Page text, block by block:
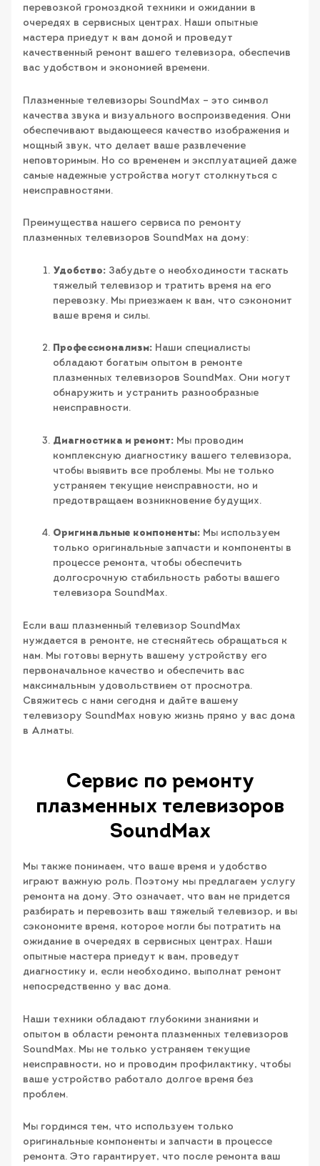
перевозкой громоздкой техники и ожидании в
очередях в сервисных центрах. Наши опытные
мастера приедут к вам домой и проведут
качественный ремонт вашего телевизора, обеспечив
вас удобством и экономией времени.
Плазменные телевизоры SoundMax – это символ
качества звука и визуального воспроизведения. Они
обеспечивают выдающееся качество изображения и
мощный звук, что делает ваше развлечение
неповторимым. Но со временем и эксплуатацией даже
самые надежные устройства могут столкнуться с
неисправностями.
Преимущества нашего сервиса по ремонту
плазменных телевизоров SoundMax на дому:
Удобство: Забудьте о необходимости таскать
тяжелый телевизор и тратить время на его
перевозку. Мы приезжаем к вам, что сэкономит
ваше время и силы.
Профессионализм: Наши специалисты
обладают богатым опытом в ремонте
плазменных телевизоров SoundMax. Они могут
обнаружить и устранить разнообразные
неисправности.
Диагностика и ремонт: Мы проводим
комплексную диагностику вашего телевизора,
чтобы выявить все проблемы. Мы не только
устраняем текущие неисправности, но и
предотвращаем возникновение будущих.
Оригинальные компоненты: Мы используем
только оригинальные запчасти и компоненты в
процессе ремонта, чтобы обеспечить
долгосрочную стабильность работы вашего
телевизора SoundMax.
Если ваш плазменный телевизор SoundMax
нуждается в ремонте, не стесняйтесь обращаться к
нам. Мы готовы вернуть вашему устройству его
первоначальное качество и обеспечить вас
максимальным удовольствием от просмотра.
Свяжитесь с нами сегодня и дайте вашему
телевизору SoundMax новую жизнь прямо у вас дома
в Алматы.
Сервис по ремонту
плазменных телевизоров
SoundMax
Мы также понимаем, что ваше время и удобство
играют важную роль. Поэтому мы предлагаем услугу
ремонта на дому. Это означает, что вам не придется
разбирать и перевозить ваш тяжелый телевизор, и вы
сэкономите время, которое могли бы потратить на
ожидание в очередях в сервисных центрах. Наши
опытные мастера приедут к вам, проведут
диагностику и, если необходимо, выполнат ремонт
непосредственно у вас дома.
Наши техники обладают глубокими знаниями и
опытом в области ремонта плазменных телевизоров
SoundMax. Мы не только устраняем текущие
неисправности, но и проводим профилактику, чтобы
ваше устройство работало долгое время без
проблем.
Мы гордимся тем, что используем только
оригинальные компоненты и запчасти в процессе
ремонта. Это гарантирует, что после ремонта ваш